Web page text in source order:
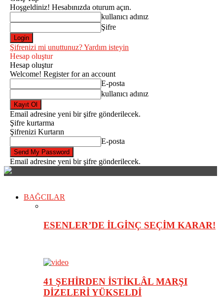
Hoşgeldiniz! Hesabınızda oturum açın.
kullanıcı adınız
Şifre
Şifrenizi mi unuttunuz? Yardım isteyin
Hesap oluştur
Hesap oluştur
Welcome! Register for an account
E-posta
kullanıcı adınız
Email adresine yeni bir şifre gönderilecek.
Şifre kurtarma
Şifrenizi Kurtarın
E-posta
Email adresine yeni bir şifre gönderilecek.
BAĞCILAR
ESENLER’DE İLGİNÇ SEÇİM KARAR!
41 ŞEHİRDEN İSTİKLÂL MARŞI
DİZELERİ YÜKSELDİ